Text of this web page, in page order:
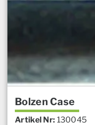
Bolzen Case
Artikel Nr: 130045